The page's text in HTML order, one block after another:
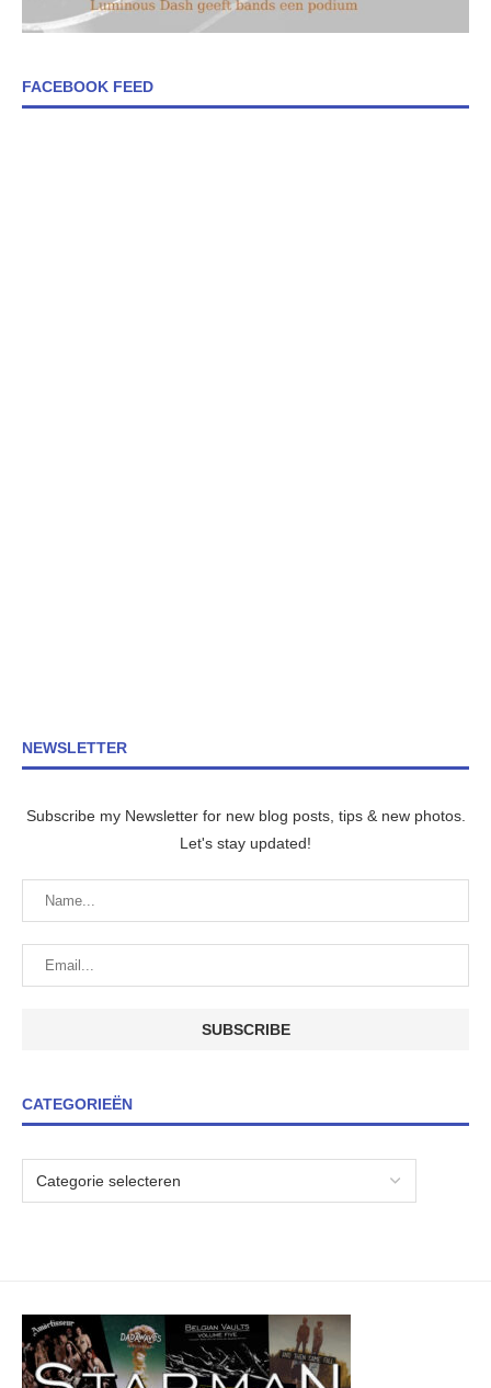
FACEBOOK FEED
NEWSLETTER
Subscribe my Newsletter for new blog posts, tips & new photos.
Let's stay updated!
CATEGORIEËN